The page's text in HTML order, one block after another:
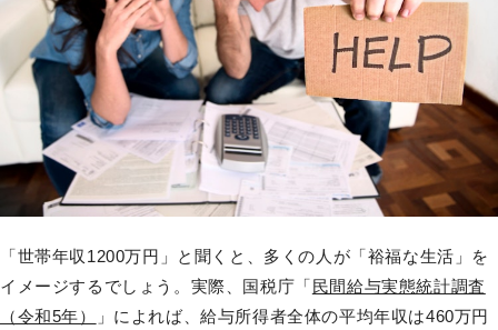
「世帯年収1200万円」と聞くと、多くの人が「裕福な生活」を
イメージするでしょう。実際、国税庁「民間給与実態統計調査
（令和5年）
」によれば、給与所得者全体の平均年収は460万円